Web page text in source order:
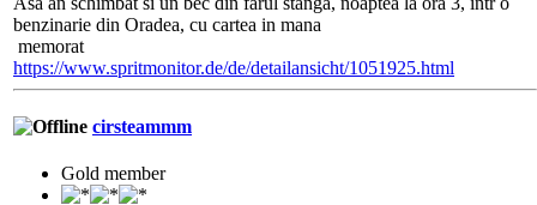
benzinarie din Oradea, cu cartea in mana
memorat
https://www.spritmonitor.de/de/detailansicht/1051925.html
cirsteammm
Gold member